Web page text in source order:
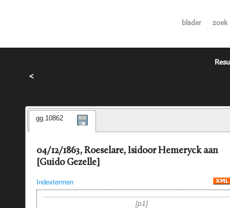
blader zoek
<
gg.10862
04/12/1863, Roeselare, Isidoor Hemeryck aan
[Guido Gezelle]
Indextermen
p1